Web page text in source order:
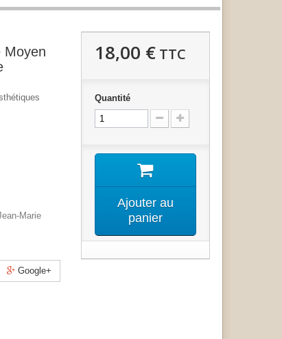
Moyen
Marie
Google+
18,00 €TTC
Quantité
Ajouter au
panier